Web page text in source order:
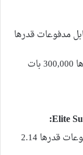
، مقابل مدفوعات قدرها
24,405$ ، بالإضافة إلى رسوم إضافية قدرها 300,000 بات
Elite
وهي تأشيرة إقامة لمدة 20 عامًا مقابل مدفوعات قدرها 2.14